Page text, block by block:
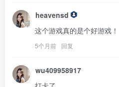
heavensd
这个游戏真的是个好游戏！
5个月前 回复
wu409958917